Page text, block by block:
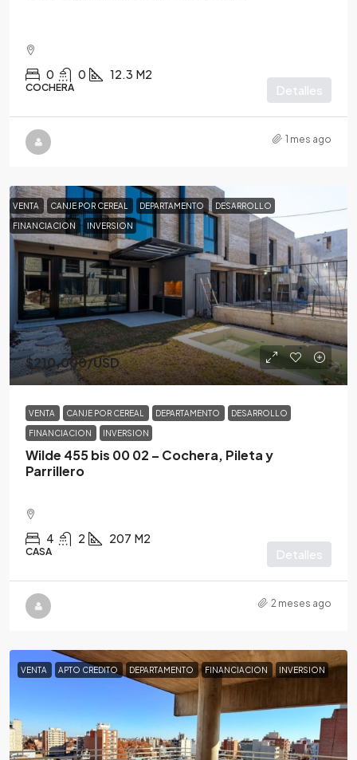
0 0 12.3 M2
COCHERA Detalles
1 mes ago
VENTA CANJE POR CEREAL DEPARTAMENTO DESARROLLO
FINANCIACION INVERSION
$210,000/USD
VENTA CANJE POR CEREAL DEPARTAMENTO DESARROLLO
FINANCIACION INVERSION
Wilde 455 bis 00 02 – Cochera, Pileta y
Parrillero
4 2 207 M2
CASA Detalles
2 meses ago
VENTA APTO CREDITO DEPARTAMENTO FINANCIACION INVERSION